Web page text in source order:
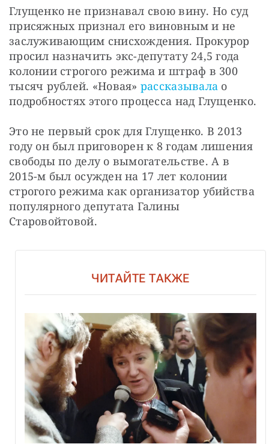
Глущенко не признавал свою вину. Но суд
присяжных признал его виновным и не
заслуживающим снисхождения. Прокурор
просил назначить экс-депутату 24,5 года
колонии строгого режима и штраф в 300
тысяч рублей. «Новая» рассказывала о
подробностях этого процесса над Глущенко.
Это не первый срок для Глущенко. В 2013
году он был приговорен к 8 годам лишения
свободы по делу о вымогательстве. А в
2015-м был осужден на 17 лет колонии
строгого режима как организатор убийства
популярного депутата Галины
Старовойтовой.
ЧИТАЙТЕ ТАКЖЕ